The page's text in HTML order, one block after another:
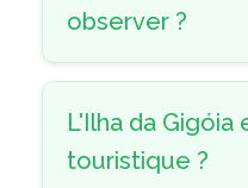
observer ?
L'Ilha da
touristique ?